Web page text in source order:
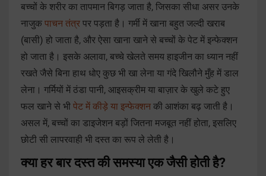
बच्चों के शरीर का तापमान बिगड़ जाता है, जिसका सीधा असर उनके
नाजुक पाचन तंत्र पर पड़ता है। गर्मी में खाना बहुत जल्दी खराब
(बासी) हो जाता है, और ऐसा खाना खाने से बच्चों के पेट में इन्फेक्शन
हो जाता है। इसके अलावा, बच्चे खेलते समय हाइजीन का ध्यान नहीं
रखते जैसे बिना हाथ धोए कुछ भी खा लेना या गंदे खिलौने मुँह में डाल
लेना। गर्मियों में ठंडा पानी, आइसक्रीम या बाज़ार के खुले कटे हुए
फल खाने से भी पेट में कीड़े या इन्फेक्शन की आशंका बढ़ जाती है।
असल में, बच्चों का डाइजेशन बड़ों जितना मजबूत नहीं होता, इसलिए
छोटी सी लापरवाही भी दस्त का रूप ले लेती है।
क्या हर बार दस्त की समस्या एक जैसी होती है?